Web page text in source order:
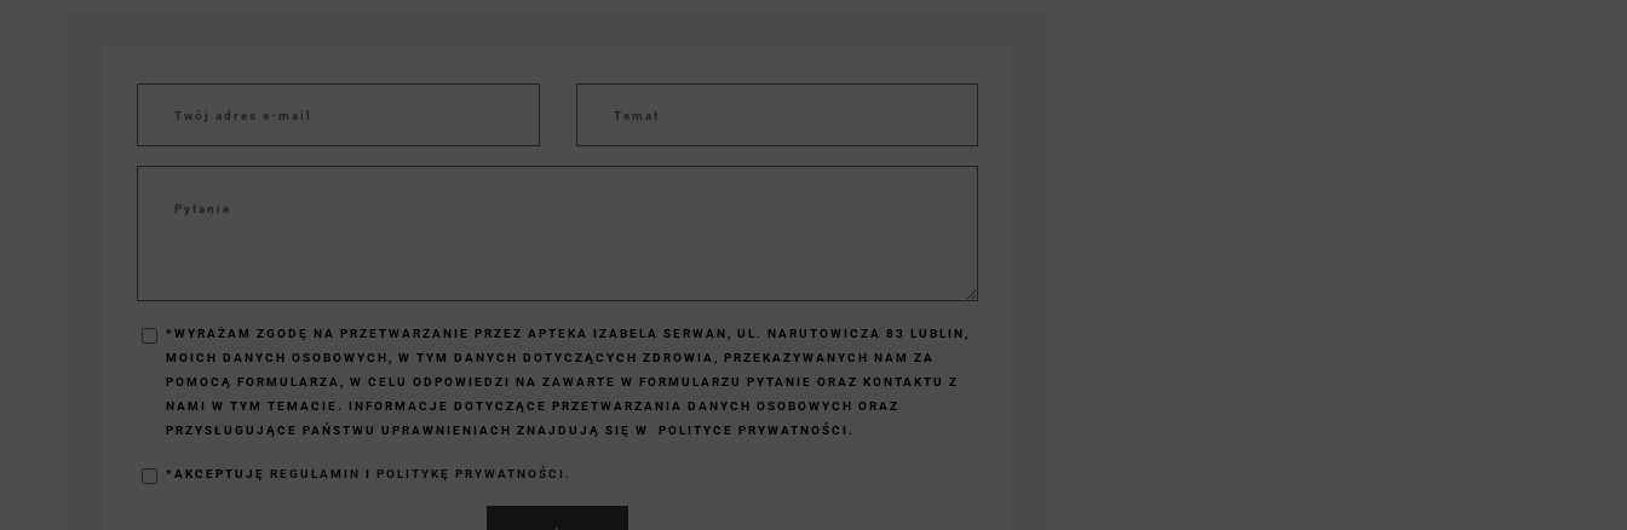
*WYRAŻAM ZGODĘ NA PRZETWARZANIE PRZEZ APTEKA IZABELA SERWAN, UL. NARUTOWICZA 83 LUBLIN,
MOICH DANYCH OSOBOWYCH, W TYM DANYCH DOTYCZĄCYCH ZDROWIA, PRZEKAZYWANYCH NAM ZA
POMOCĄ FORMULARZA, W CELU ODPOWIEDZI NA ZAWARTE W FORMULARZU PYTANIE ORAZ KONTAKTU Z
NAMI W TYM TEMACIE. INFORMACJE DOTYCZĄCE PRZETWARZANIA DANYCH OSOBOWYCH ORAZ
PRZYSŁUGUJĄCE PAŃSTWU UPRAWNIENIACH ZNAJDUJĄ SIĘ W POLITYCE PRYWATNOŚCI.
*AKCEPTUJĘ REGULAMIN I POLITYKĘ PRYWATNOŚCI.